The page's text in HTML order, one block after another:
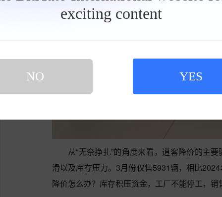
exciting content
NO YES
从“无奈挣扎”的角度来看，逍客降价的主
滑以及库存压力。3月份仅售5931辆，相比
降价怎么办？库存积压资金，工厂不能停工，